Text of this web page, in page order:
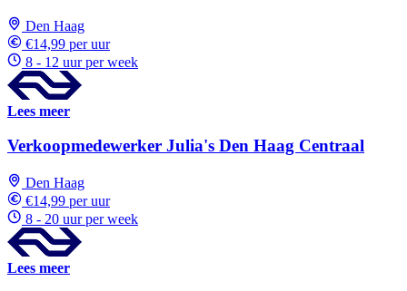
Den Haag
€14,99 per uur
8 - 12 uur per week
Lees meer
Verkoopmedewerker Julia's Den Haag Centraal
Den Haag
€14,99 per uur
8 - 20 uur per week
Lees meer